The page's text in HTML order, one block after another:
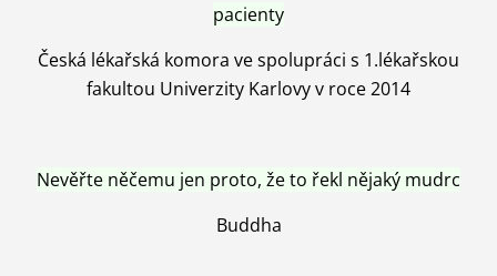
pacienty
Česká lékařská komora ve spolupráci s 1.lékařskou
fakultou Univerzity Karlovy v roce 2014
Nevěřte něčemu jen proto, že to řekl nějaký mudrc
Buddha